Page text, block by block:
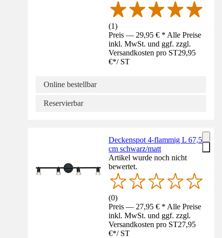
(1)
Preis — 29,95 € * Alle Preise
inkl. MwSt. und ggf. zzgl.
Versandkosten pro ST29,95
€*/ ST
Online bestellbar
Reservierbar
Deckenspot 4-flammig L 67,5
cm schwarz/matt
Artikel wurde noch nicht
bewertet.
(0)
Preis — 27,95 € * Alle Preise
inkl. MwSt. und ggf. zzgl.
Versandkosten pro ST27,95
€*/ ST